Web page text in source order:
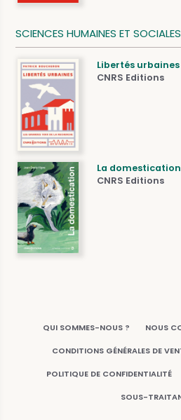
SCIENCES HUMAINES ET SOCIALES
Libertés urbaines
CNRS Editions
La domestication
CNRS Editions
QUI SOMMES-NOUS ? NOUS
CONDITIONS GÉNÉRALES DE
POLITIQUE DE CONFIDENTIALITÉ
SOUS-